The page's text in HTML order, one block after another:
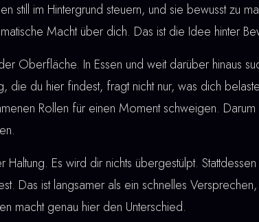
still im Hintergrund steuern, und sie bewusst zu
Macht über dich. Das ist die Idee hinter
Oberfläche. In Essen und weit darüber hinaus
die du hier findest, fragt nicht nur, was dich
Rollen für einen Moment schweigen.
Es wird dir nichts übergestülpt.
Das ist langsamer als ein schnelles
macht genau hier den Unterschied.